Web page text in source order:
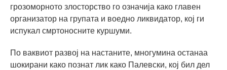
грозоморното злосторство го означија како главен
организатор на групата и воедно ликвидатор, кој ги
испукал смртоносните куршуми.
По ваквиот развој на настаните, многумина останаа
шокирани како познат лик како Палевски, кој бил дел